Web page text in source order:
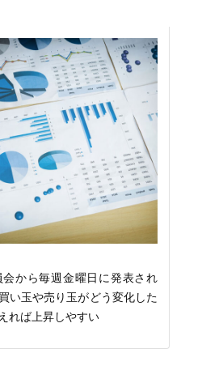
から毎週金曜日に発表され
い玉や売り玉がどう変化した
れば上昇しやすい